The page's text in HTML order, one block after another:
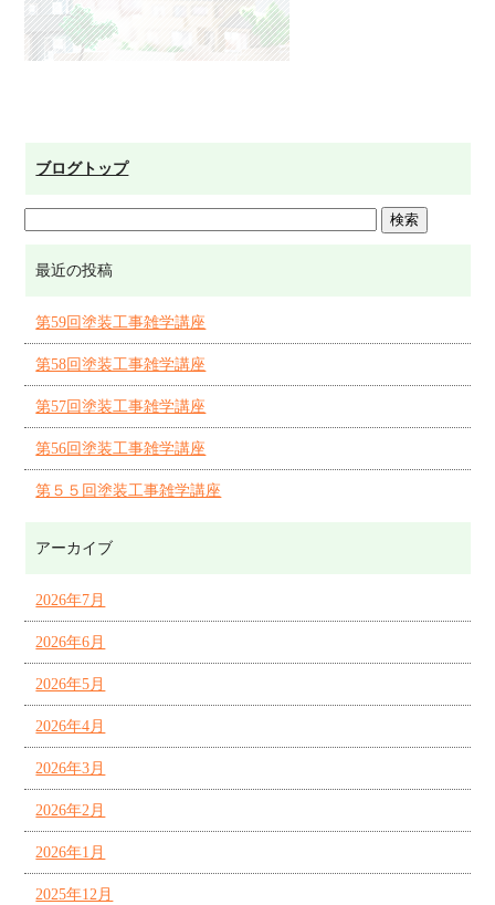
ブログトップ
最近の投稿
第59回塗装工事雑学講座
第58回塗装工事雑学講座
第57回塗装工事雑学講座
第56回塗装工事雑学講座
第５５回塗装工事雑学講座
アーカイブ
2026年7月
2026年6月
2026年5月
2026年4月
2026年3月
2026年2月
2026年1月
2025年12月